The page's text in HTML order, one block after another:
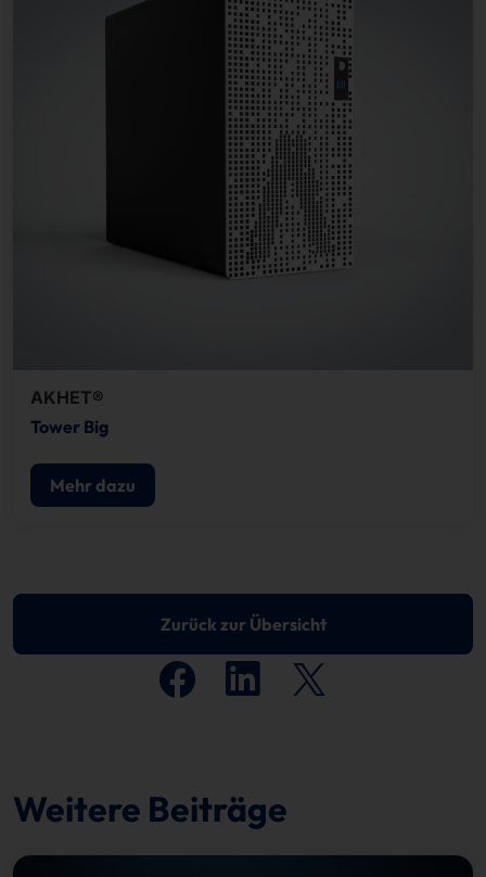
AKHET®
Tower Big
Mehr dazu
Zurück zur Übersicht
Weitere Beiträge